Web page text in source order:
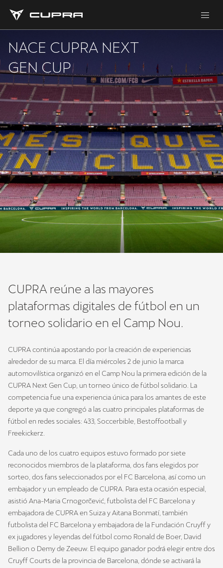
NACE CUPRA NEXT
GEN CUP
CUPRA reúne a las mayores
plataformas digitales de fútbol en un
torneo solidario en el Camp Nou.
CUPRA continúa apostando por la creación de experiencias
alrededor de su marca. El día miércoles 2 de junio la marca
automovilística organizó en el Camp Nou la primera edición de la
CUPRA Next Gen Cup, un torneo único de fútbol solidario. La
competencia fue una experiencia única para los amantes de este
deporte ya que congregó a las cuatro principales plataformas de
fútbol en redes sociales: 433, Soccerbible, Bestoffootball y
Freekickerz.
Cada uno de los cuatro equipos estuvo formado por siete
reconocidos miembros de la plataforma, dos fans elegidos por
sorteo, dos fans seleccionados por el FC Barcelona, así como un
embajador y un empleado de CUPRA. Para esta ocasión especial,
asistió Ana-Maria Crnogorčević, futbolista del FC Barcelona y
embajadora de CUPRA en Suiza y Aitana Bonmatí, también
futbolista del FC Barcelona y embajadora de la Fundación Cruyff y
ex jugadores y leyendas del fútbol como Ronald de Boer, David
Bellion o Demy de Zeeuw. El equipo ganador podrá elegir entre dos
Cruyff Courts de la provincia de Barcelona, dónde se activará la